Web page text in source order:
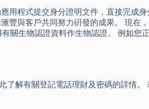
用程式提交身分證明文件，直接完成
豐與客戶共同努力硏發的成果。 現
關生物認證資料作生物認證。 例如您
解有關登記電話理財及密碼的詳情